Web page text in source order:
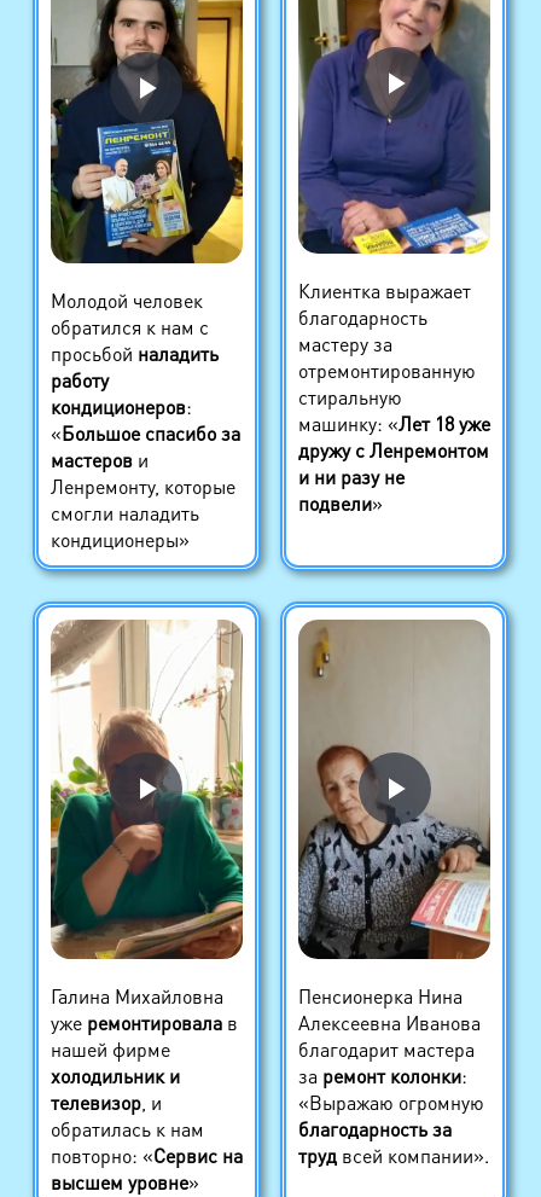
Молодой человек
обратился к нам с
просьбой наладить
работу
кондиционеров:
«Большое спасибо за
мастерови
Ленремонту, которые
смогли наладить
кондиционеры»
Клиентка выражает
благодарность
мастеру за
отремонтированную
стиральную
машинку: «Лет 18 уже
дружу с Ленремонтом
и ни разу не
подвели»
Галина Михайловна
уже ремонтировалав
нашей фирме
холодильник и
телевизор, и
обратилась к нам
повторно: «Сервис на
высшем уровне»
Пенсионерка Нина
Алексеевна Иванова
благодарит мастера
за ремонт колонки:
«Выражаю огромную
благодарность за
трудвсей компании».